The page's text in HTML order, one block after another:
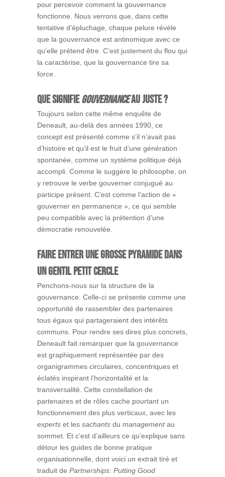
pour percevoir comment la gouvernance
fonctionne. Nous verrons que, dans cette
tentative d’épluchage, chaque pelure révèle
que la gouvernance est antinomique avec ce
qu’elle prétend être. C’est justement du flou qui
la caractérise, que la gouvernance tire sa
force.
Que signifiegouvernanceau juste ?
Toujours selon cette même enquête de
Deneault, au-delà des années 1990, ce
concept est présenté comme s’il n’avait pas
d’histoire et qu’il est le fruit d’une génération
spontanée, comme un système politique déjà
accompli. Comme le suggère le philosophe, on
y retrouve le verbe gouverner conjugué au
participe présent. C’est comme l’action de «
gouverner en permanence », ce qui semble
peu compatible avec la prétention d’une
démocratie renouvelée.
Faire entrer une grosse pyramide dans
un gentil petit cercle
Penchons-nous sur la structure de la
gouvernance. Celle-ci se présente comme une
opportunité de rassembler des partenaires
tous égaux qui partageraient des intérêts
communs. Pour rendre ses dires plus concrets,
Deneault fait remarquer que la gouvernance
est graphiquement représentée par des
organigrammes circulaires, concentriques et
éclatés inspirant l’horizontalité et la
transversalité. Cette constellation de
partenaires et de rôles cache pourtant un
fonctionnement des plus verticaux, avec les
experts et les sachants du managementau
sommet. Et c’est d’ailleurs ce qu’explique sans
détour les guides de bonne pratique
organisationnelle, dont voici un extrait tiré et
traduit de Partnerships: Putting Good